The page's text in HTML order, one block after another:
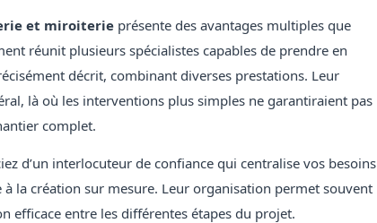
et miroiterie présente des avantages multiples que
réunit plusieurs spécialistes capables de prendre en
décrit, combinant diverses prestations. Leur
là où les interventions plus simples ne garantiraient pas
complet.
d’un interlocuteur de confiance qui centralise vos besoins
la création sur mesure. Leur organisation permet souvent
efficace entre les différentes étapes du projet.